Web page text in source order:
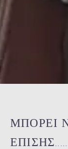
ΜΠΟΡΕΙ
ΕΠΙΣΗΣ......